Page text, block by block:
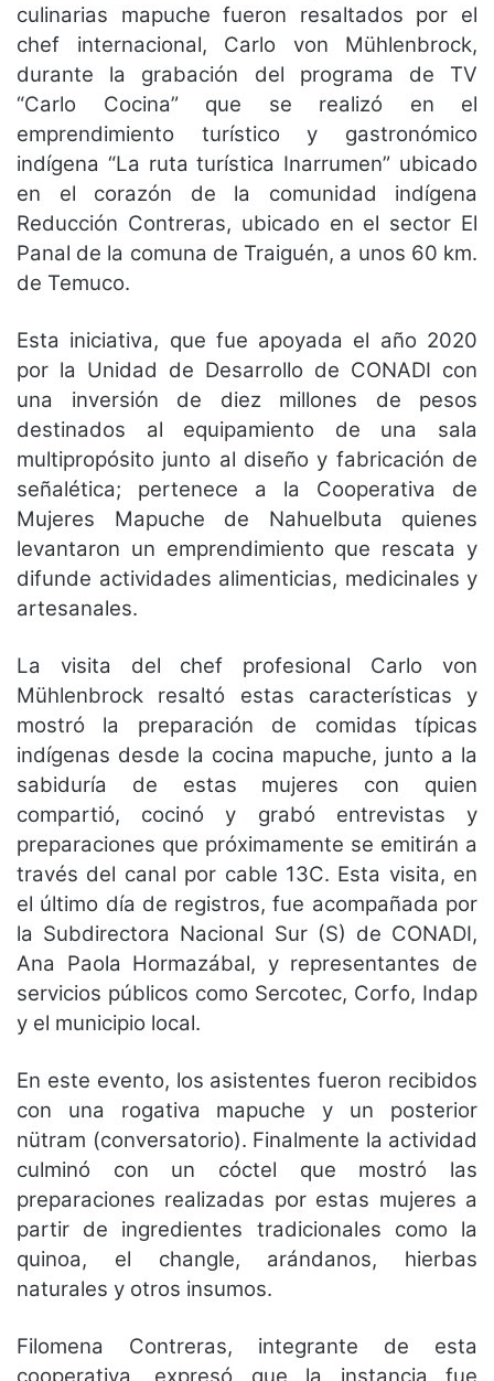
culinarias mapuche fueron resaltados por el
chef internacional, Carlo von Mühlenbrock,
durante la grabación del programa de TV
“Carlo Cocina” que se realizó en el
emprendimiento turístico y gastronómico
indígena “La ruta turística Inarrumen” ubicado
en el corazón de la comunidad indígena
Reducción Contreras, ubicado en el sector El
Panal de la comuna de Traiguén, a unos 60 km.
de Temuco.
Esta iniciativa, que fue apoyada el año 2020
por la Unidad de Desarrollo de CONADI con
una inversión de diez millones de pesos
destinados al equipamiento de una sala
multipropósito junto al diseño y fabricación de
señalética; pertenece a la Cooperativa de
Mujeres Mapuche de Nahuelbuta quienes
levantaron un emprendimiento que rescata y
difunde actividades alimenticias, medicinales y
artesanales.
La visita del chef profesional Carlo von
Mühlenbrock resaltó estas características y
mostró la preparación de comidas típicas
indígenas desde la cocina mapuche, junto a la
sabiduría de estas mujeres con quien
compartió, cocinó y grabó entrevistas y
preparaciones que próximamente se emitirán a
través del canal por cable 13C. Esta visita, en
el último día de registros, fue acompañada por
la Subdirectora Nacional Sur (S) de CONADI,
Ana Paola Hormazábal, y representantes de
servicios públicos como Sercotec, Corfo, Indap
y el municipio local.
En este evento, los asistentes fueron recibidos
con una rogativa mapuche y un posterior
nütram (conversatorio). Finalmente la actividad
culminó con un cóctel que mostró las
preparaciones realizadas por estas mujeres a
partir de ingredientes tradicionales como la
quinoa, el changle, arándanos, hierbas
naturales y otros insumos.
Filomena Contreras, integrante de esta
cooperativa, expresó que la instancia fue